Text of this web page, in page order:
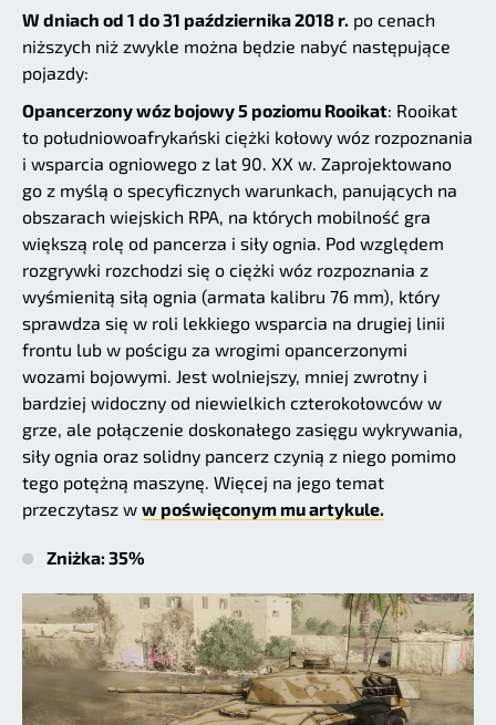
W dniach od 1 do 31 października 2018 r. po cenach
niższych niż zwykle można będzie nabyć następujące
pojazdy:
Opancerzony wóz bojowy 5 poziomu Rooikat: Rooikat
to południowoafrykański ciężki kołowy wóz rozpoznania
i wsparcia ogniowego z lat 90. XX w. Zaprojektowano
go z myślą o specyficznych warunkach, panujących na
obszarach wiejskich RPA, na których mobilność gra
większą rolę od pancerza i siły ognia. Pod względem
rozgrywki rozchodzi się o ciężki wóz rozpoznania z
wyśmienitą siłą ognia (armata kalibru 76 mm), który
sprawdza się w roli lekkiego wsparcia na drugiej linii
frontu lub w pościgu za wrogimi opancerzonymi
wozami bojowymi. Jest wolniejszy, mniej zwrotny i
bardziej widoczny od niewielkich czterokołowców w
grze, ale połączenie doskonałego zasięgu wykrywania,
siły ognia oraz solidny pancerz czynią z niego pomimo
tego potężną maszynę. Więcej na jego temat
przeczytasz w w poświęconym mu artykule.
Zniżka: 35%